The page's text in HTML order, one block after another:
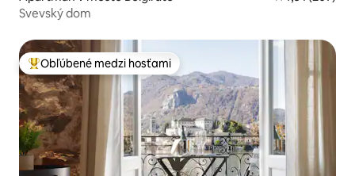
Svevský dom
Najobľúbenejšie medzi hosťami
Obľúbené medzi hosťami